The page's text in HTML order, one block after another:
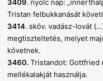
3409. nyolc nap:
Tristan felbukkanását
3414. sköv. vadász-lovát
megtiszteltetés, melyet
követnek.
3460. Tristandot: Gottfried
mellékalakját használja.